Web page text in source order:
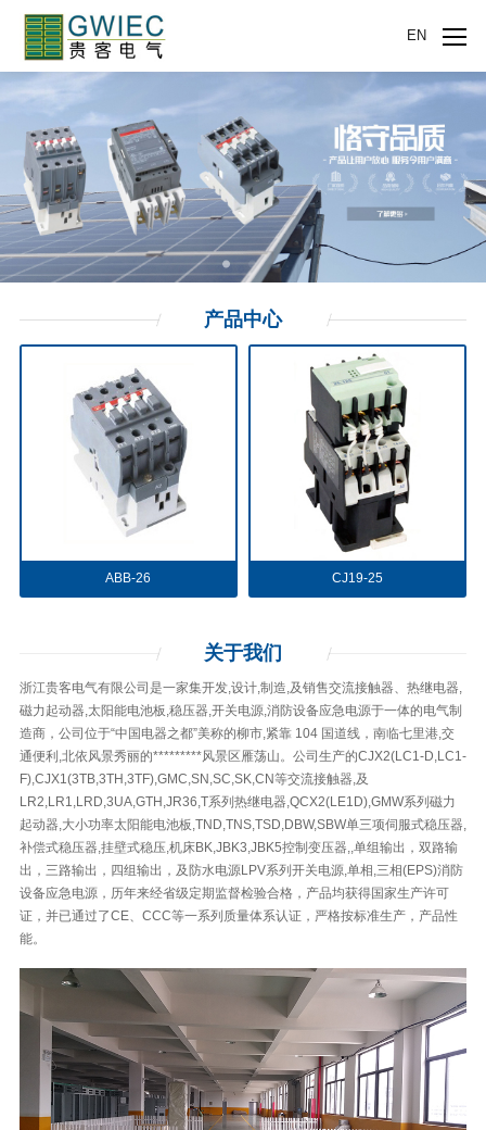
EN
产品中心
ABB-26 CJ19-25
关于我们
浙江贵客电气有限公司是一家集开发,设计,制造,及销售交流接触器、热继电器,
磁力起动器,太阳能电池板,稳压器,开关电源,消防设备应急电源于一体的电气制
造商，公司位于“中国电器之都”美称的柳市,紧靠 104 国道线，南临七里港,交
通便利,北依风景秀丽的*********风景区雁荡山。公司生产的CJX2(LC1-D,LC1-
F),CJX1(3TB,3TH,3TF),GMC,SN,SC,SK,CN等交流接触器,及
LR2,LR1,LRD,3UA,GTH,JR36,T系列热继电器,QCX2(LE1D),GMW系列磁力
起动器,大小功率太阳能电池板,TND,TNS,TSD,DBW,SBW单三项伺服式稳压器,
补偿式稳压器,挂壁式稳压,机床BK,JBK3,JBK5控制变压器,,单组输出，双路输
出，三路输出，四组输出，及防水电源LPV系列开关电源,单相,三相(EPS)消防
设备应急电源，历年来经省级定期监督检验合格，产品均获得国家生产许可
证，并已通过了CE、CCC等一系列质量体系认证，严格按标准生产，产品性
能。